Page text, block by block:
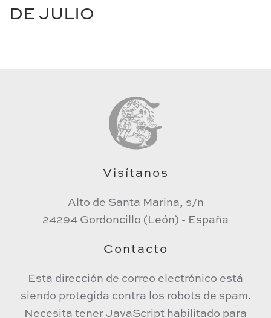
DE JULIO
Visítanos
Alto de Santa Marina, s/n
24294 Gordoncillo (León) - España
Contacto
Esta dirección de correo electrónico está
siendo protegida contra los robots de spam.
Necesita tener JavaScript habilitado para